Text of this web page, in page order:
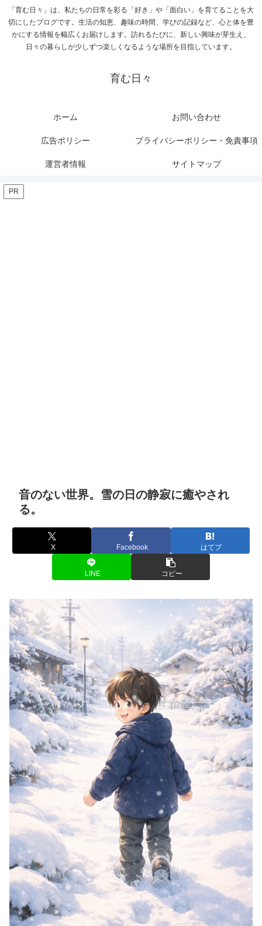
「育む日々」は、私たちの日常を彩る「好き」や「面白い」を育てることを大
切にしたブログです。生活の知恵、趣味の時間、学びの記録など、心と体を豊
かにする情報を幅広くお届けします。訪れるたびに、新しい興味が芽生え、
日々の暮らしが少しずつ楽しくなるような場所を目指しています。
育む日々
ホーム お問い合わせ
広告ポリシー プライバシーポリシー・免責事項
運営者情報 サイトマップ
PR
音のない世界。雪の日の静寂に癒やされ
る。
X Facebook はてブ
LINE コピー